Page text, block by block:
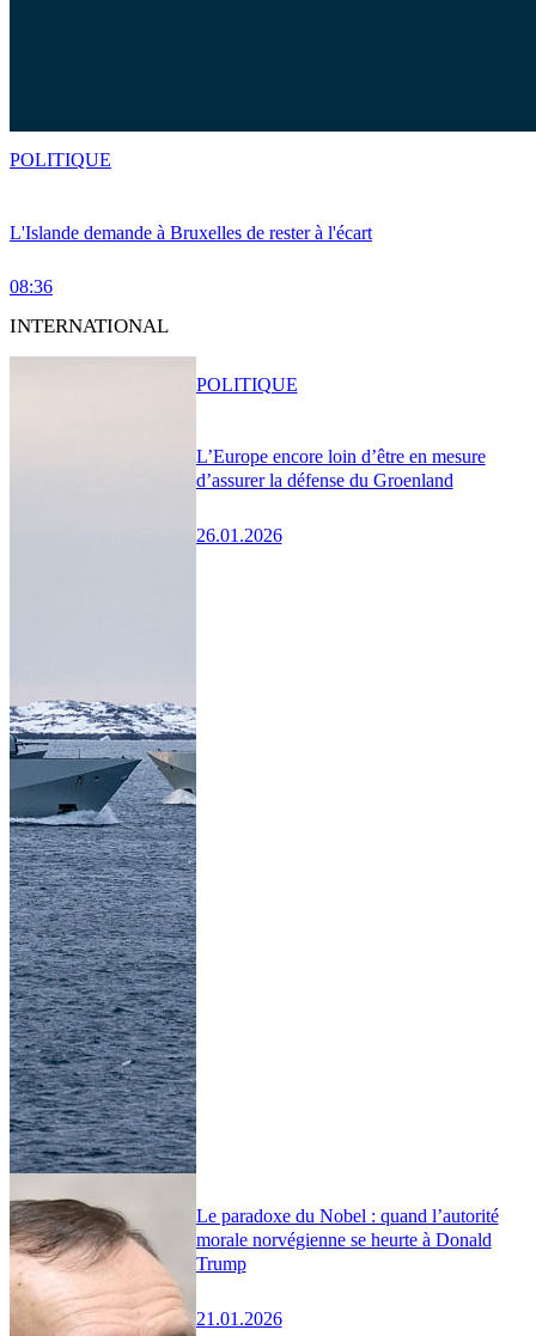
L'Islande demande à Bruxelles de rester à l'écart
08:36
POLITIQUE
INTERNATIONAL
L’Europe encore loin d’être en mesure
d’assurer la défense du Groenland
26.01.2026
POLITIQUE
Le paradoxe du Nobel : quand l’autorité
morale norvégienne se heurte à Donald
Trump
21.01.2026